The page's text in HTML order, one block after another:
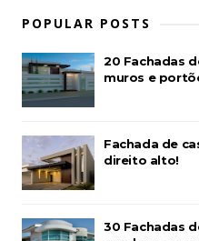
POPULAR POSTS
20 Fachadas
muros e
Fachada de
direito alto!
30 Fachadas